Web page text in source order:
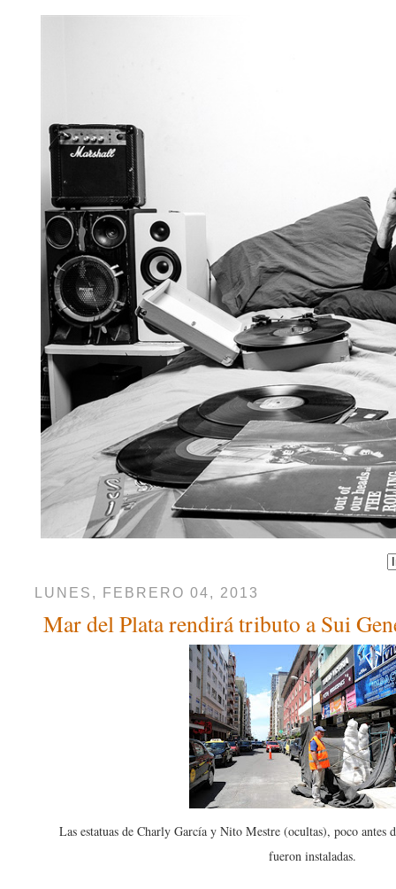
LUNES, FEBRERO 04, 2013
Mar del Plata rendirá tributo a Sui
Las estatuas de Charly García y Nito Mestre (ocultas), poco antes
fueron instaladas.